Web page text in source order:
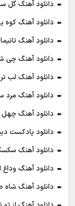
دانلود آهنگ گل
دانلود آهنگ
دانلود آهنگ
دانلود آهنگ چی
دانلود آهنگ لب
دانلود آهنگ مرد
دانلود آهنگ
دانلود پادکست ديپ سنس ۷
دانلود آهنگ
دانلود آهنگ وداع
دانلود آهنگ شاه